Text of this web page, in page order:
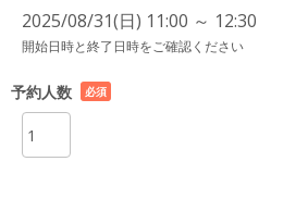
2025/08/31(日) 11:00 ～ 12:30
開始日時と終了日時をご確認ください
予約人数
必須